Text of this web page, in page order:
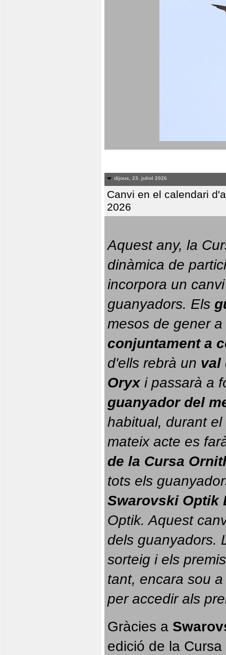
dijous, 23. juliol 2026
Canvi en el calendari
2026
Aquest any, la
dinàmica de
incorpora un
guanyadors. Els
conjuntament a
d'ells rebrà un val
Oryx i passarà a
guanyador del
habitual, durant el
mateix acte es
de la Cursa
tots els
Swarovski Optik
Optik. Aquest
dels guanyadors.
sorteig i els
tant, encara sou
per accedir als
Gràcies a
edició de la